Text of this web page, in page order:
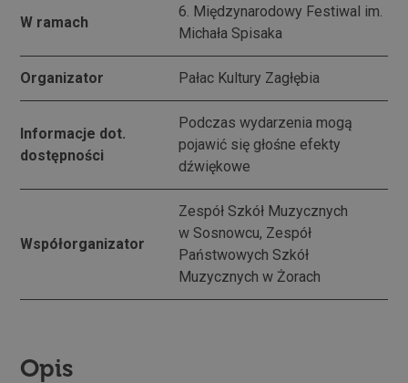
W ramach
6. Międzynarodowy Festiwal im.
Michała Spisaka
Organizator Pałac Kultury Zagłębia
Informacje dot.
dostępności
Podczas wydarzenia mogą
pojawić się głośne efekty
dźwiękowe
Współorganizator
Zespół Szkół Muzycznych
w Sosnowcu, Zespół
Państwowych Szkół
Muzycznych w Żorach
Opis